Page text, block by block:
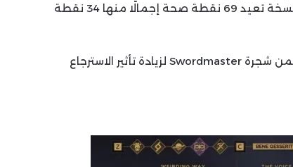
يمكن العثور عليه داخل الكهوف المختومة بالرطوبة. هذه النسخة تعيد 69 نقطة صحة إجمالًا منها 34 نقطة
يمكن للاعبين استثمار نقاطهم في مهارة Field Medicine ضمن شجرة Swordmaster لزيادة تأثير الاسترجاع